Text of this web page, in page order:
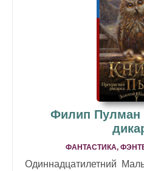
Филип Пулман
ФАНТАСТИКА,
Одиннадцатилетний